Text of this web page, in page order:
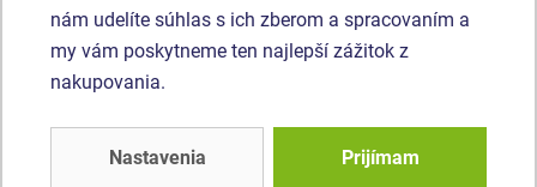
Sedacia súprava LAV0311ZD - 2x lavice a stôl. Možnosť dubového
prevedenia - cena na dotaz.
nám udelíte súhlas s ich zberom a spracovaním a
my vám poskytneme ten najlepší zážitok z
nakupovania.
Nastavenia Prijímam